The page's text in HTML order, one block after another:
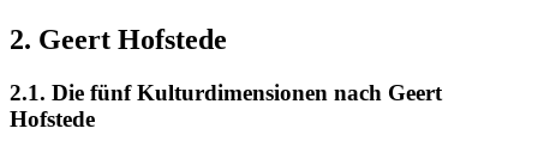
2. Geert Hofstede
2.1. Die fünf Kulturdimensionen nach Geert
Hofstede